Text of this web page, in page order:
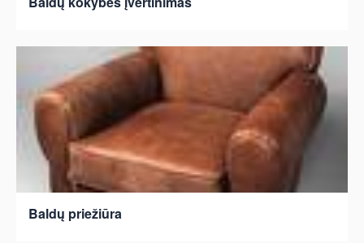
Baldų priežiūra